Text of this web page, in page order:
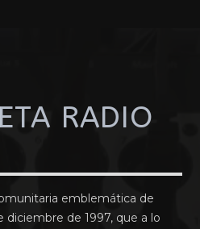
RADIO
emblemática de
diciembre de 1997, que a lo